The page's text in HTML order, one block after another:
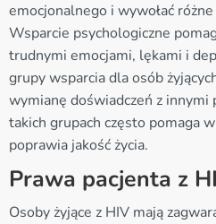
emocjonalnego i wywołać
Wsparcie psychologiczne
trudnymi emocjami, lękami i
grupy wsparcia dla osób
wymianę doświadczeń z
takich grupach często pomaga
poprawia jakość życia.
Prawa pacjenta z
Osoby żyjące z HIV mają